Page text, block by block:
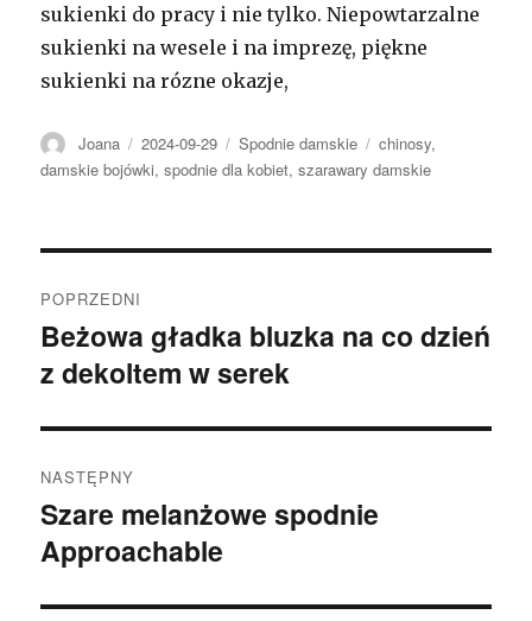
sukienki do pracy i nie tylko. Niepowtarzalne
sukienki na wesele i na imprezę, piękne
sukienki na rózne okazje,
Autor
Joana Opublikowano
2024-09-29 Kategorie
Spodnie damskie Tagi
chinosy,
damskie bojówki,spodnie dla kobiet,szarawary damskie
wpisu
POPRZEDNI
Poprzedni
wpis:
Beżowa gładka bluzka na co dzień
z dekoltem w serek
NASTĘPNY
Następny
wpis:
Szare melanżowe spodnie
Approachable